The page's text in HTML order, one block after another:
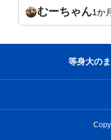
します。特に右側
す。痛くなければ
むーちゃん1か
等身大の